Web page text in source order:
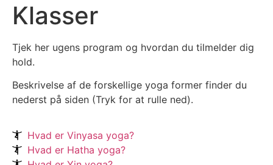
Klasser
Tjek her ugens program og hvordan du tilmelder dig
hold.
Beskrivelse af de forskellige yoga former finder du
nederst på siden (Tryk for at rulle ned).
Hvad er Vinyasa yoga?
Hvad er Hatha yoga?